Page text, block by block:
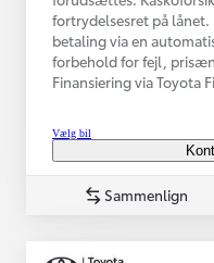
fortrydelsesret på
betaling via en
forbehold for fejl,
Finansiering via Toyota
Vælg bil
Sammenlign